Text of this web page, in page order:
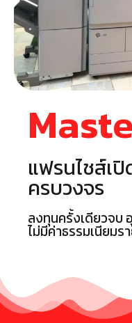
แฟรนไชส์เ
ครบวงจร
ลงทุนครั้งเดียวจ
ไม่มีค่าธรรมเนียมร